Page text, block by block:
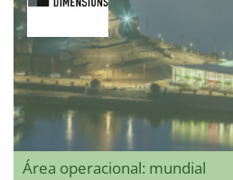
Área operacional: mundial